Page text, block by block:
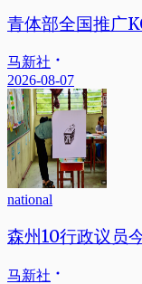
青体部全国推广
马新社
2026-08-07
national
森州10行政议员
马新社